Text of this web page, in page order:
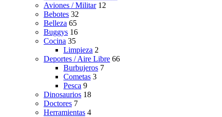
Aviones / Militar 12
Bebotes 32
Belleza 65
Buggys 16
Cocina 35
Limpieza 2
Deportes / Aire Libre 66
Burbujeros 7
Cometas 3
Pesca 9
Dinosaurios 18
Doctores 7
Herramientas 4